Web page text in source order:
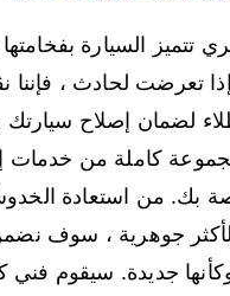
تتميز السيارة بفخامتها
إذا تعرضت لحادث ، فإننا
لضمان إصلاح
كاملة من خدمات
بك. من استعادة
جوهرية ، سوف
جديدة. سيقوم فني